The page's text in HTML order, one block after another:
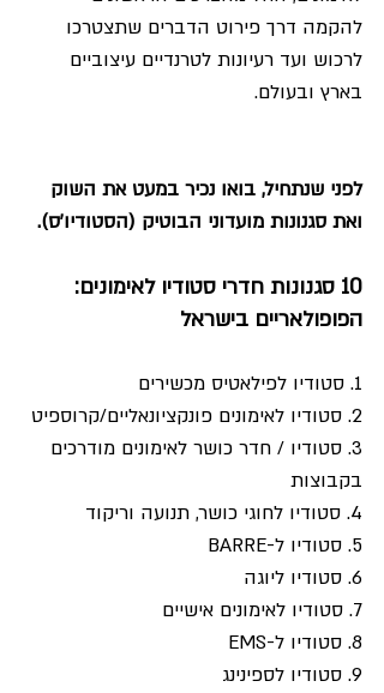
להקמה דרך פירוט הדברים שתצטרכו
לרכוש ועד רעיונות לטרנדיים עיצוביים
בארץ ובעולם.
לפני שנתחיל, בואו נכיר במעט את השוק
ואת סגנונות מועדוני הבוטיק (הסטודיו'ס).
10 סגנונות חדרי סטודיו לאימונים:
הפופולאריים בישראל
1. סטודיו לפילאטיס מכשירים
2. סטודיו לאימונים פונקציונאליים/קרוספיט
3. סטודיו / חדר כושר לאימונים מודרכים
בקבוצות
4. סטודיו לחוגי כושר, תנועה וריקוד
5. סטודיו ל-BARRE
6. סטודיו ליוגה
7. סטודיו לאימונים אישיים
8. סטודיו ל-EMS
9. סטודיו לספינינג